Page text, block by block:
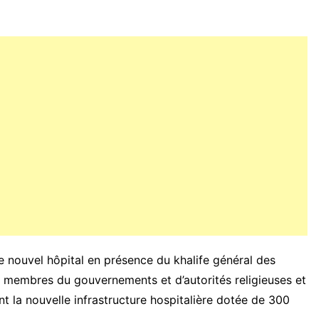
nouvel hôpital en présence du khalife général des
du gouvernements et d’autorités religieuses et
la nouvelle infrastructure hospitalière dotée de 300